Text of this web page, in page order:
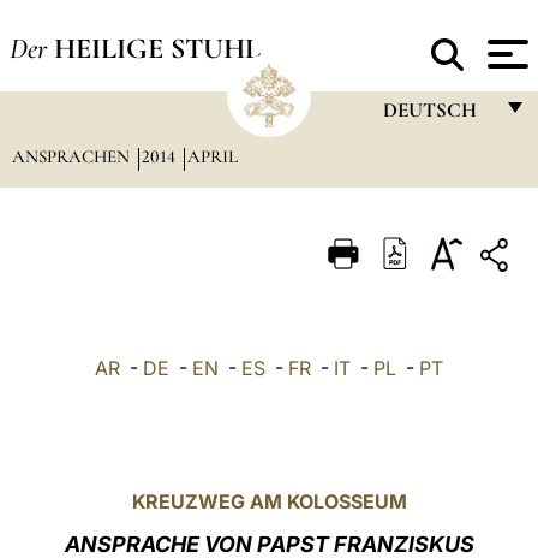
Der HEILIGE STUHL
DEUTSCH
ITALIANO
中文
ANSPRACHEN 2014 APRIL
AR - DE - EN - ES - FR - IT - PL - PT
KREUZWEG AM KOLOSSEUM
ANSPRACHE VON PAPST FRANZISKUS